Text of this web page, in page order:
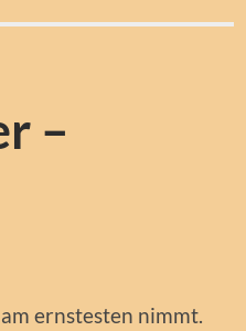
–
ernstesten nimmt.